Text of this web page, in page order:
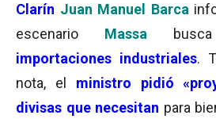
Clarín Juan Manuel Barca
escenario Massa
importaciones industriales.
nota, el ministro pidió
divisas que necesitan para